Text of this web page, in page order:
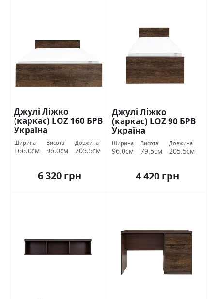
Джулі Ліжко
(каркас) LOZ 160 БРВ
Україна
Ширина
166.0см
Висота
96.0см
Довжина
205.5см
6 320 грн
Джулі Ліжко
(каркас) LOZ 90 БРВ
Україна
Ширина
96.0см
Висота
79.5см
Довжина
205.5см
4 420 грн